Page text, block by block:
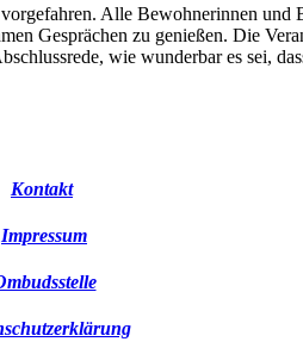
Alle Bewohnerinnen und
Gesprächen zu genießen. Die
wie wunderbar es sei,
Kontakt
Impressum